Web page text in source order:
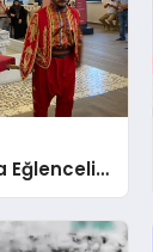
Eğlenceli